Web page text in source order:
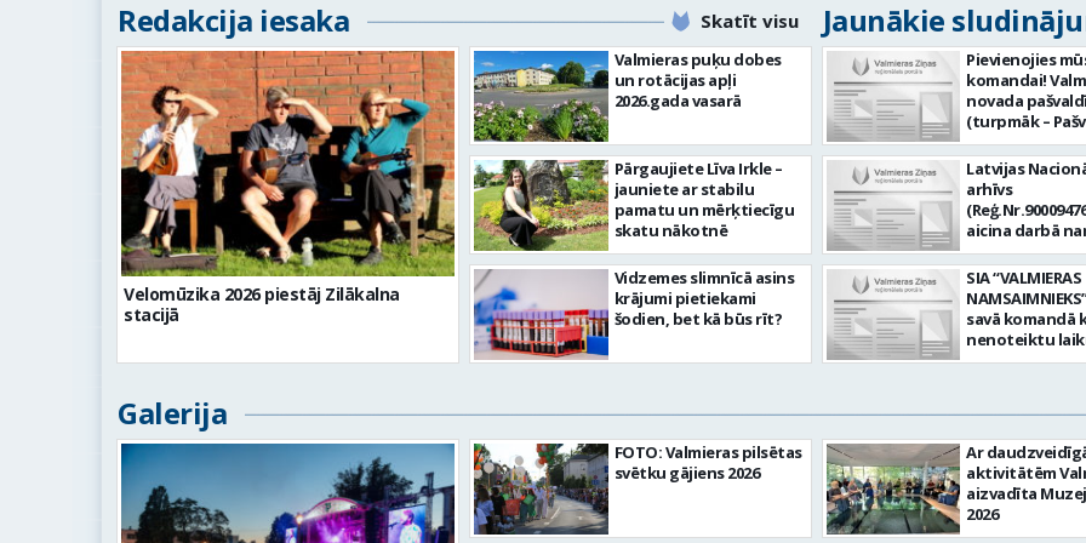
Redakcija iesaka Skatīt visu Jaunākie
Velomūzika 2026 piestāj Zilākalna
stacijā
Valmieras puķu dobes
un rotācijas apļi
2026.gada vasarā
Pārgaujiete Līva Irkle –
jauniete ar stabilu
pamatu un mērķtiecīgu
skatu nākotnē
Vidzemes slimnīcā asins
krājumi pietiekami
šodien, bet kā būs rīt?
Pievienojies
komandai!
novada
(turpmāk –
aicina darbā
Informācijas
centra (ITC)
tehnoloģiju
vieta: Rūjienas
Naukšēnu
teritorijās Ja
vēlme:
informācijas un
komunikācijas
IKT) saistīto
un operatīvu
nodrošināt
datortehnikas
atbalstu un ar to
saistīto
Latvijas
arhīvs
aicina darbā
pārzini (uz
laiku)
valsts arhīvā Mēs
Valmieras
arhīvā
dokumentāro
mantojumu.
pārraudzībā un
zonā ietilpst
Valkas,
Limbažu novadi.
SIA “VALMIERAS
savā komandā
nenoteiktu
SPECIALIZĒTĀ
pienākumi:
apkalpot
(arī kravas)
uzturēt
automobili
kārtībā. veikt
Galerija
FOTO: Valmieras pilsētas
svētku gājiens 2026
Ar
aktivitātēm
aizvadīta
2026